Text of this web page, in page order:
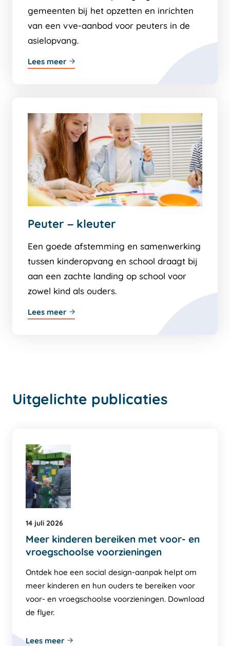
gemeenten bij het opzetten en inrichten
van een vve-aanbod voor peuters in de
asielopvang.
Lees meer
Peuter – kleuter
Een goede afstemming en samenwerking
tussen kinderopvang en school draagt bij
aan een zachte landing op school voor
zowel kind als ouders.
Lees meer
Uitgelichte publicaties
14 juli 2026
Meer kinderen bereiken met voor- en
vroegschoolse voorzieningen
Ontdek hoe een social design-aanpak helpt om
meer kinderen en hun ouders te bereiken voor
voor- en vroegschoolse voorzieningen. Download
de flyer.
Lees meer